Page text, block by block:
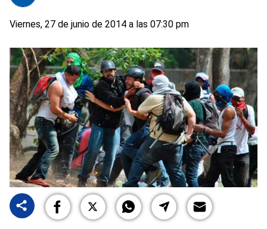
Viernes, 27 de junio de 2014 a las 07:30 pm